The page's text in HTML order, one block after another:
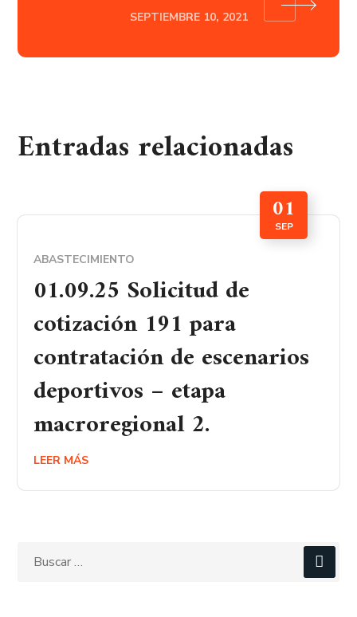
SEPTIEMBRE 10, 2021
Entradas relacionadas
01
SEP
ABASTECIMIENTO
01.09.25 Solicitud de
cotización 191 para
contratación de escenarios
deportivos – etapa
macroregional 2.
LEER MÁS